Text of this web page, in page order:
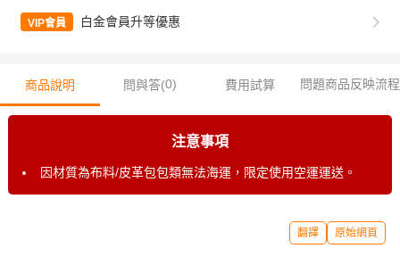
VIP會員 白金會員升等優惠
商品說明 問與答(0) 費用試算 問題商品反映流程
注意事項
因材質為布料/皮革包包類無法海運，限定使用空運運送。
翻譯 原始網頁